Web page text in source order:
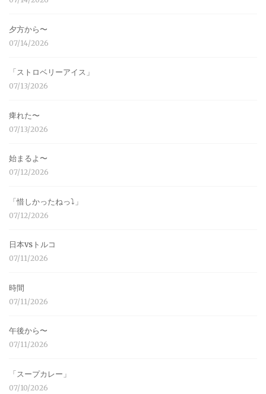
夕方から〜
07/14/2026
「ストロベリーアイス」
07/13/2026
痺れた〜
07/13/2026
始まるよ〜
07/12/2026
「惜しかったねっ⤵︎」
07/12/2026
日本vsトルコ
07/11/2026
時間
07/11/2026
午後から〜
07/11/2026
「スープカレー」
07/10/2026